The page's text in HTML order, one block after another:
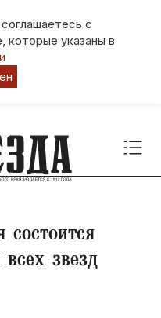
с
которые указаны в
звезд